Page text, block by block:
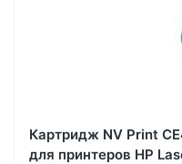
Картридж NV Print
для принтеров HP